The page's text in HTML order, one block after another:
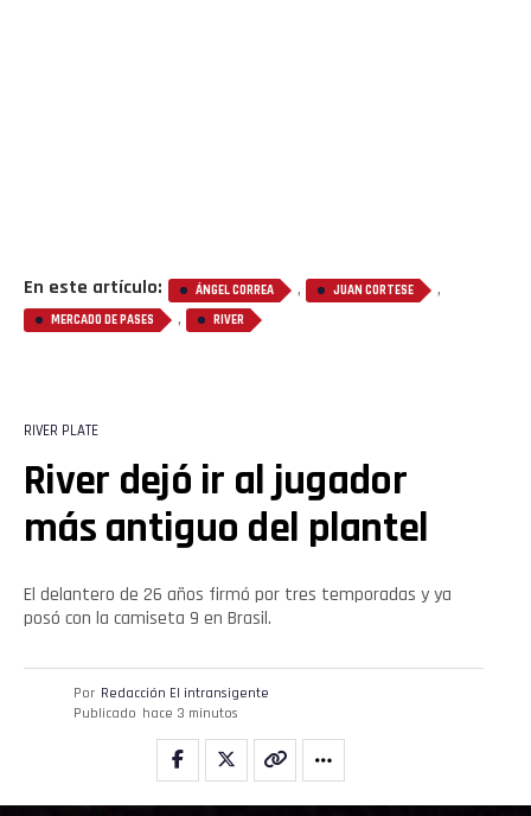
En este artículo: ÁNGEL CORREA , JUAN CORTESE ,
MERCADO DE PASES , RIVER
RIVER PLATE
River dejó ir al jugador
más antiguo del plantel
El delantero de 26 años firmó por tres temporadas y ya
posó con la camiseta 9 en Brasil.
Por Redacción El intransigente
Publicado hace 3 minutos
Flipboard
Whatsapp
Email